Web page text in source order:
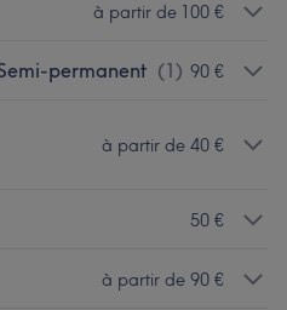
à partir de 100 €
permanent (1) 90 €
à partir de 40 €
50 €
à partir de 90 €